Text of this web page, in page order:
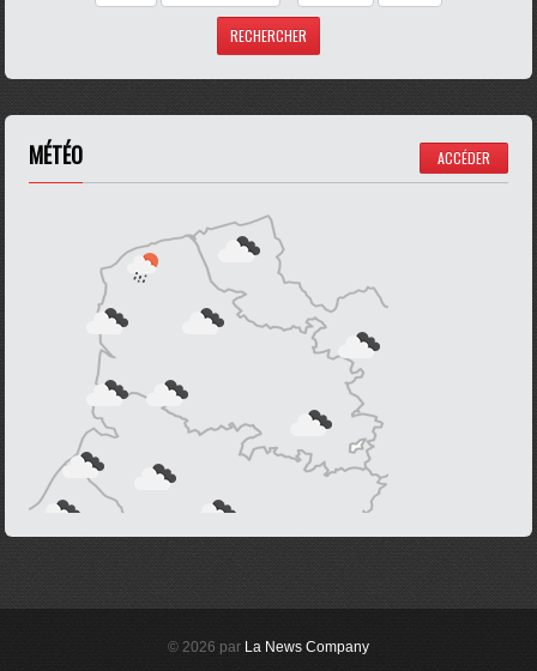
MÉTÉO ACCÉDER
© 2026 par La News Company